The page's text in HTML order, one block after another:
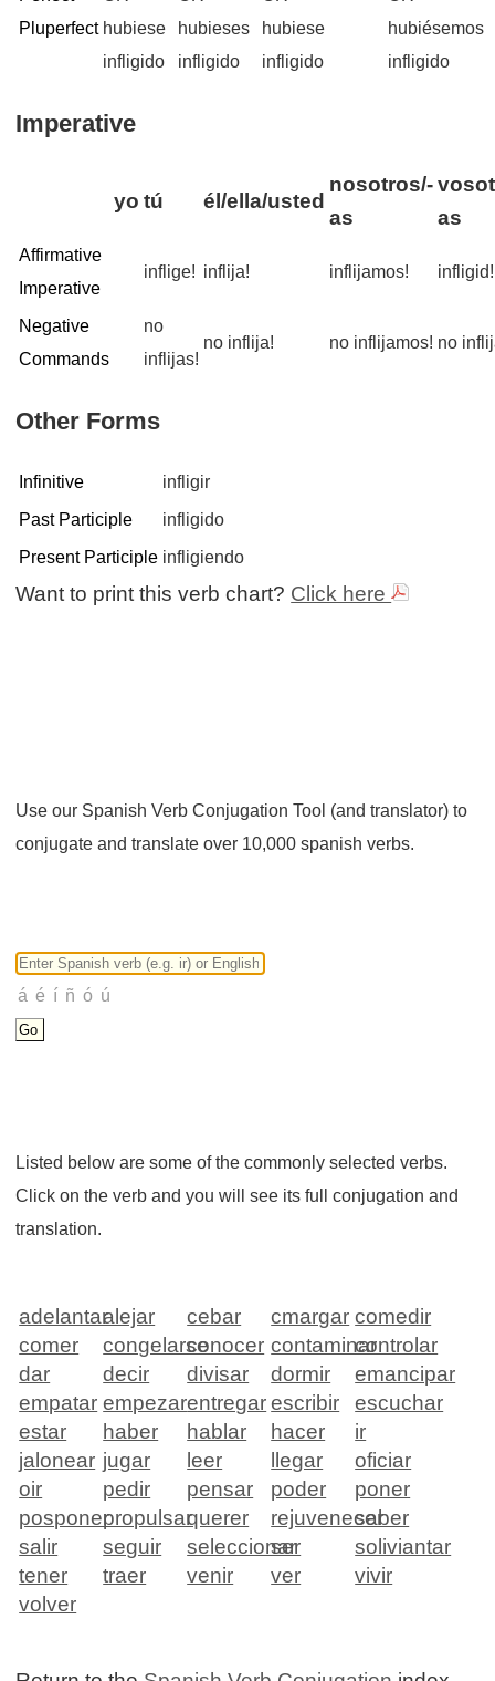
Pluperfect hubiese
infligido
hubieses
infligido
hubiese
infligido
hubiésemos
infligido
Imperative
yo tú él/ella/usted
nosotros/-
as
as
Affirmative
Imperative
inflige! inflija! inflijamos! infligid!
Negative
Commands
no
inflijas!
no inflija! no inflijamos! no
Other Forms
Infinitive
infligir
Past Participle
infligido
Present Participle infligiendo
Want to print this verb chart? Click here
Use our Spanish Verb Conjugation Tool (and translator) to
conjugate and translate over 10,000 spanish verbs.
Listed below are some of the commonly selected verbs.
Click on the verb and you will see its full conjugation and
translation.
adelantaralejar cebar cmargar comedir
comer
congelarseconocer contaminarcontrolar
dar
decir divisar dormir
emancipar
empatar empezarentregar escribir
escuchar
estar
haber hablar hacer
ir
jalonear jugar leer llegar
oficiar
oir
pedir pensar poder
poner
posponerpropulsarquerer rejuvenecersaber
salir
seguir seleccionar
ser
soliviantar
tener
traer venir ver
vivir
volver